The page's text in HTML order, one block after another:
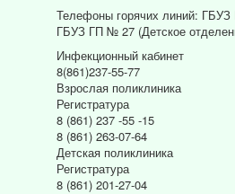
Телефоны горячих линий:
ГБУЗ ГП № 27 (Детское
Инфекционный кабинет
8(861)237-55-77
Взрослая поликлиника
Регистратура
8 (861) 237 -55 -15
8 (861) 263-07-64
Детская поликлиника
Регистратура
8 (861) 201-27-04